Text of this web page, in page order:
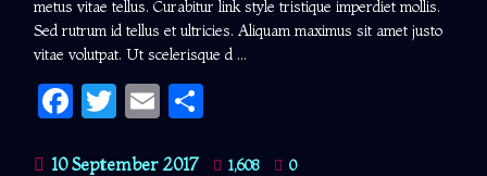
metus vitae tellus. Curabitur link style tristique imperdiet mollis.
Sed rutrum id tellus et ultricies. Aliquam maximus sit amet justo
vitae volutpat. Ut scelerisque d ...
Facebook
Twitter
Email
10 September 2017 1,608 0